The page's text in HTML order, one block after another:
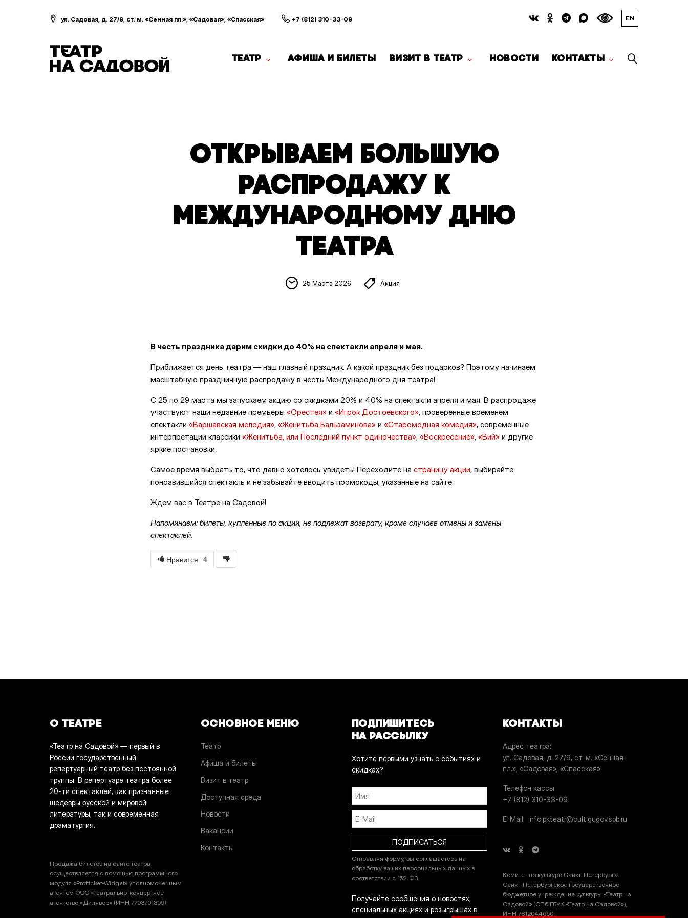
ул. Садовая, д. 27/9, ст. м. «Сенная пл.», «Садовая», «Спасская» +7 (812) 310-33-09 EN
ТЕАТР АФИША И БИЛЕТЫ ВИЗИТ В ТЕАТР НОВОСТИ КОНТАКТЫ
ОТКРЫВАЕМ БОЛЬШУЮ
РАСПРОДАЖУ К
МЕЖДУНАРОДНОМУ ДНЮ
ТЕАТРА
25 Марта 2026 Акция
В честь праздника дарим скидки до 40% на спектакли апреля и мая.
Приближается день театра — наш главный праздник. А какой праздник без подарков? Поэтому начинаем
масштабную праздничную распродажу в честь Международного дня театра!
С 25 по 29 марта мы запускаем акцию со скидками 20% и 40% на спектакли апреля и мая. В распродаже
участвуют наши недавние премьеры «Орестея»и «Игрок Достоевского», проверенные временем
спектакли «Варшавская мелодия», «Женитьба Бальзаминова»и «Старомодная комедия», современные
интерпретации классики «Женитьба, или Последний пункт одиночества», «Воскресение», «Вий»и другие
яркие постановки.
Самое время выбрать то, что давно хотелось увидеть! Переходите на страницу акции, выбирайте
понравившийся спектакль и не забывайте вводить промокоды, указанные на сайте.
Ждем вас в Театре на Садовой!
Напоминаем: билеты, купленные по акции, не подлежат возврату, кроме случаев отмены и замены
спектаклей.
Нравится 4
О ТЕАТРЕ
«Театр на Садовой» — первый в
России государственный
репертуарный театр без постоянной
труппы. В репертуаре театра более
20-ти спектаклей, как признанные
шедевры русской и мировой
литературы, так и современная
драматургия.
Продажа билетов на сайте театра
осуществляется с помощью программного
модуля «Profticket-Widget» уполномоченным
агентом ООО «Театрально-концертное
агентство «Дилявер» (ИНН 7703701309).
ОСНОВНОЕ МЕНЮ
Театр
Афиша и билеты
Визит в театр
Доступная среда
Новости
Вакансии
Контакты
ПОДПИШИТЕСЬ
НА РАССЫЛКУ
Хотите первыми узнать о событиях и
скидках?
Отправляя форму, вы соглашаетесь на
обработку ваших персональных данных в
соответствии с 152-ФЗ.
Получайте сообщения о новостях,
специальных акциях и розыгрышах в
КОНТАКТЫ
Адрес театра
ул. Садовая, д. 27/9, ст. м. «Сенная
пл.», «Садовая», «Спасская»
Телефон кассы
+7 (812) 310-33-09
E-Mail info.pkteatr@cult.gugov.spb.ru
Комитет по культуре Санкт-Петербурга.
Санкт-Петербургское государственное
бюджетное учреждение культуры «Театр на
Садовой» (СПб ГБУК «Театр на Садовой»),
ИНН 7812044660.